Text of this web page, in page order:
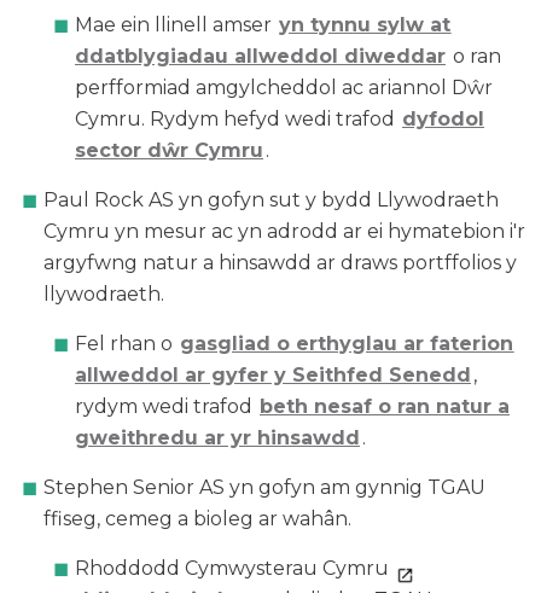
Mae ein llinell amser yn tynnu sylw at
ddatblygiadau allweddol diweddar o ran
perfformiad amgylcheddol ac ariannol Dŵr
Cymru. Rydym hefyd wedi trafod dyfodol
sector dŵr Cymru .
Paul Rock AS yn gofyn sut y bydd Llywodraeth
Cymru yn mesur ac yn adrodd ar ei hymatebion i'r
argyfwng natur a hinsawdd ar draws portffolios y
llywodraeth.
Fel rhan o gasgliad o erthyglau ar faterion
allweddol ar gyfer y Seithfed Senedd ,
rydym wedi trafod beth nesaf o ran natur a
gweithredu ar yr hinsawdd .
Stephen Senior AS yn gofyn am gynnig TGAU
ffiseg, cemeg a bioleg ar wahân.
Rhoddodd Cymwysterau Cymru